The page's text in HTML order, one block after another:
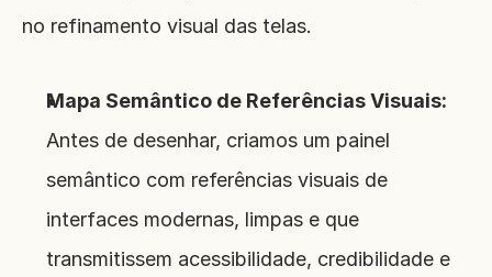
no refinamento visual das telas.
Mapa Semântico de Referências Visuais:
Antes de desenhar, criamos um painel
semântico com referências visuais de
interfaces modernas, limpas e que
transmitissem acessibilidade, credibilidade e